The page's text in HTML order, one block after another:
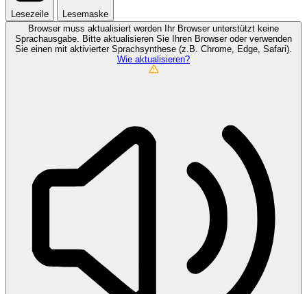
Lesezeile
Lesemaske
Browser muss aktualisiert werden
Ihr Browser unterstützt keine
Sprachausgabe. Bitte aktualisieren Sie Ihren Browser oder verwenden
Sie einen mit aktivierter Sprachsynthese (z.B. Chrome, Edge, Safari).
Wie aktualisieren?